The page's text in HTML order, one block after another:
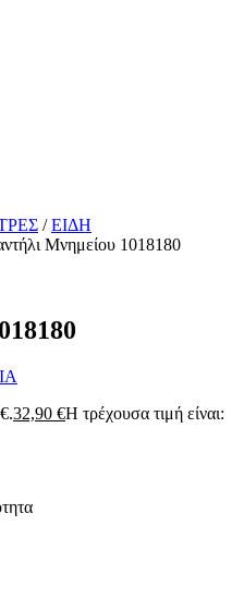
/ΕΙΔΗ
Μνημείου 1018180
32,90 €Η τρέχουσα τιμή είναι: